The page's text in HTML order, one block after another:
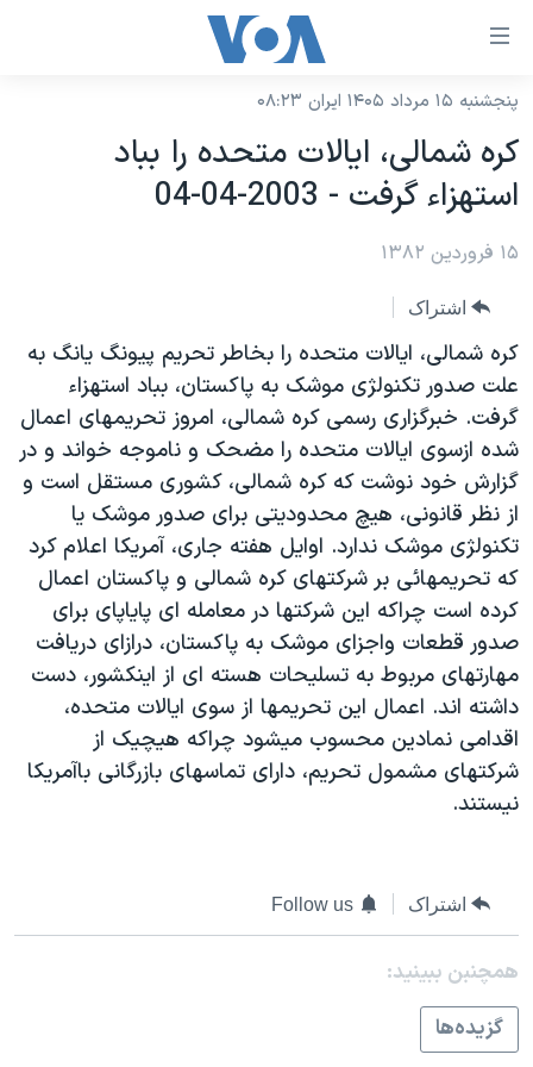
لینکهای
دسترسی
جهش
به
محتوای
اصلی
جهش
صفحه
اصلی
جهش
جستجو
نسخه سبک وب‌سایت
موضوع ها
ایران
آمریکا
جهان
ورزشی
گزیده‌ها
ویژه برنامه‌ها
ویدیوها
فرهنگ و زندگی
حقوق شهروندی
اقتصادی
علم و فناوری
اسرائیل در جنگ
گالری عکس
آرشیو پخش زنده
برنامه های تلویزیونی
جدول برنامه ها
صفحه‌های ویژه
جام جهانی ۲۰۲۶
عملیات خشم حماسی
۲۵۰سالگی آمریکا
بایگانی برنامه‌های تلویزیونی
مستندها
انتخابات ریاست جمهوری آمریکا ۲۰۲۴
حمله جمهوری اسلامی به اسرائیل
رمز مهسا
ورزش زنان در ایران
اعتراضات زن، زندگی، آزادی
مجموعه مستندهای دادخواهی
دادگاه حمید نوری
چهل سال گروگان‌گیری
قانون شفافیت دارائی کادر رهبری ایران
اعتراضات مردمی آبان ۹۸
فرکانس‌های صدای آمریکا
پخش رادیویی
یادگیری زبان انگلیسی
دنبال کنید
زبانهای مختلف
پنجشنبه ۱۵ مرداد ۱۴۰۵ ایران ۰۸:۲۳
کره شمالی، ايالات متحده را بباد
استهزاء گرفت - 2003-04-04
۱۵ فروردین ۱۳۸۲
اشتراک
کره شمالی، ايالات متحده را بخاطر تحريم پيونگ يانگ به
علت صدور تکنولژی موشک به پاکستان، بباد استهزاء
گرفت. خبرگزاری رسمی کره شمالی، امروز تحريمهای اعمال
شده ازسوی ايالات متحده را مضحک و ناموجه خواند و در
گزارش خود نوشت که کره شمالی، کشوری مستقل است و
از نظر قانونی، هيچ محدوديتی برای صدور موشک يا
تکنولژی موشک ندارد. اوايل هفته جاری، آمريکا اعلام کرد
که تحريمهائی بر شرکتهای کره شمالی و پاکستان اعمال
کرده است چراکه اين شرکتها در معامله ای پاياپای برای
صدور قطعات واجزای موشک به پاکستان، درازای دريافت
مهارتهای مربوط به تسليحات هسته ای از اينکشور، دست
داشته اند. اعمال اين تحريمها از سوی ايالات متحده،
اقدامی نمادين محسوب ميشود چراکه هيچيک از
شرکتهای مشمول تحريم، دارای تماسهای بازرگانی باآمريکا
نيستند.
اشتراک Follow us
همچنبن ببینید:
گزيده‌ها